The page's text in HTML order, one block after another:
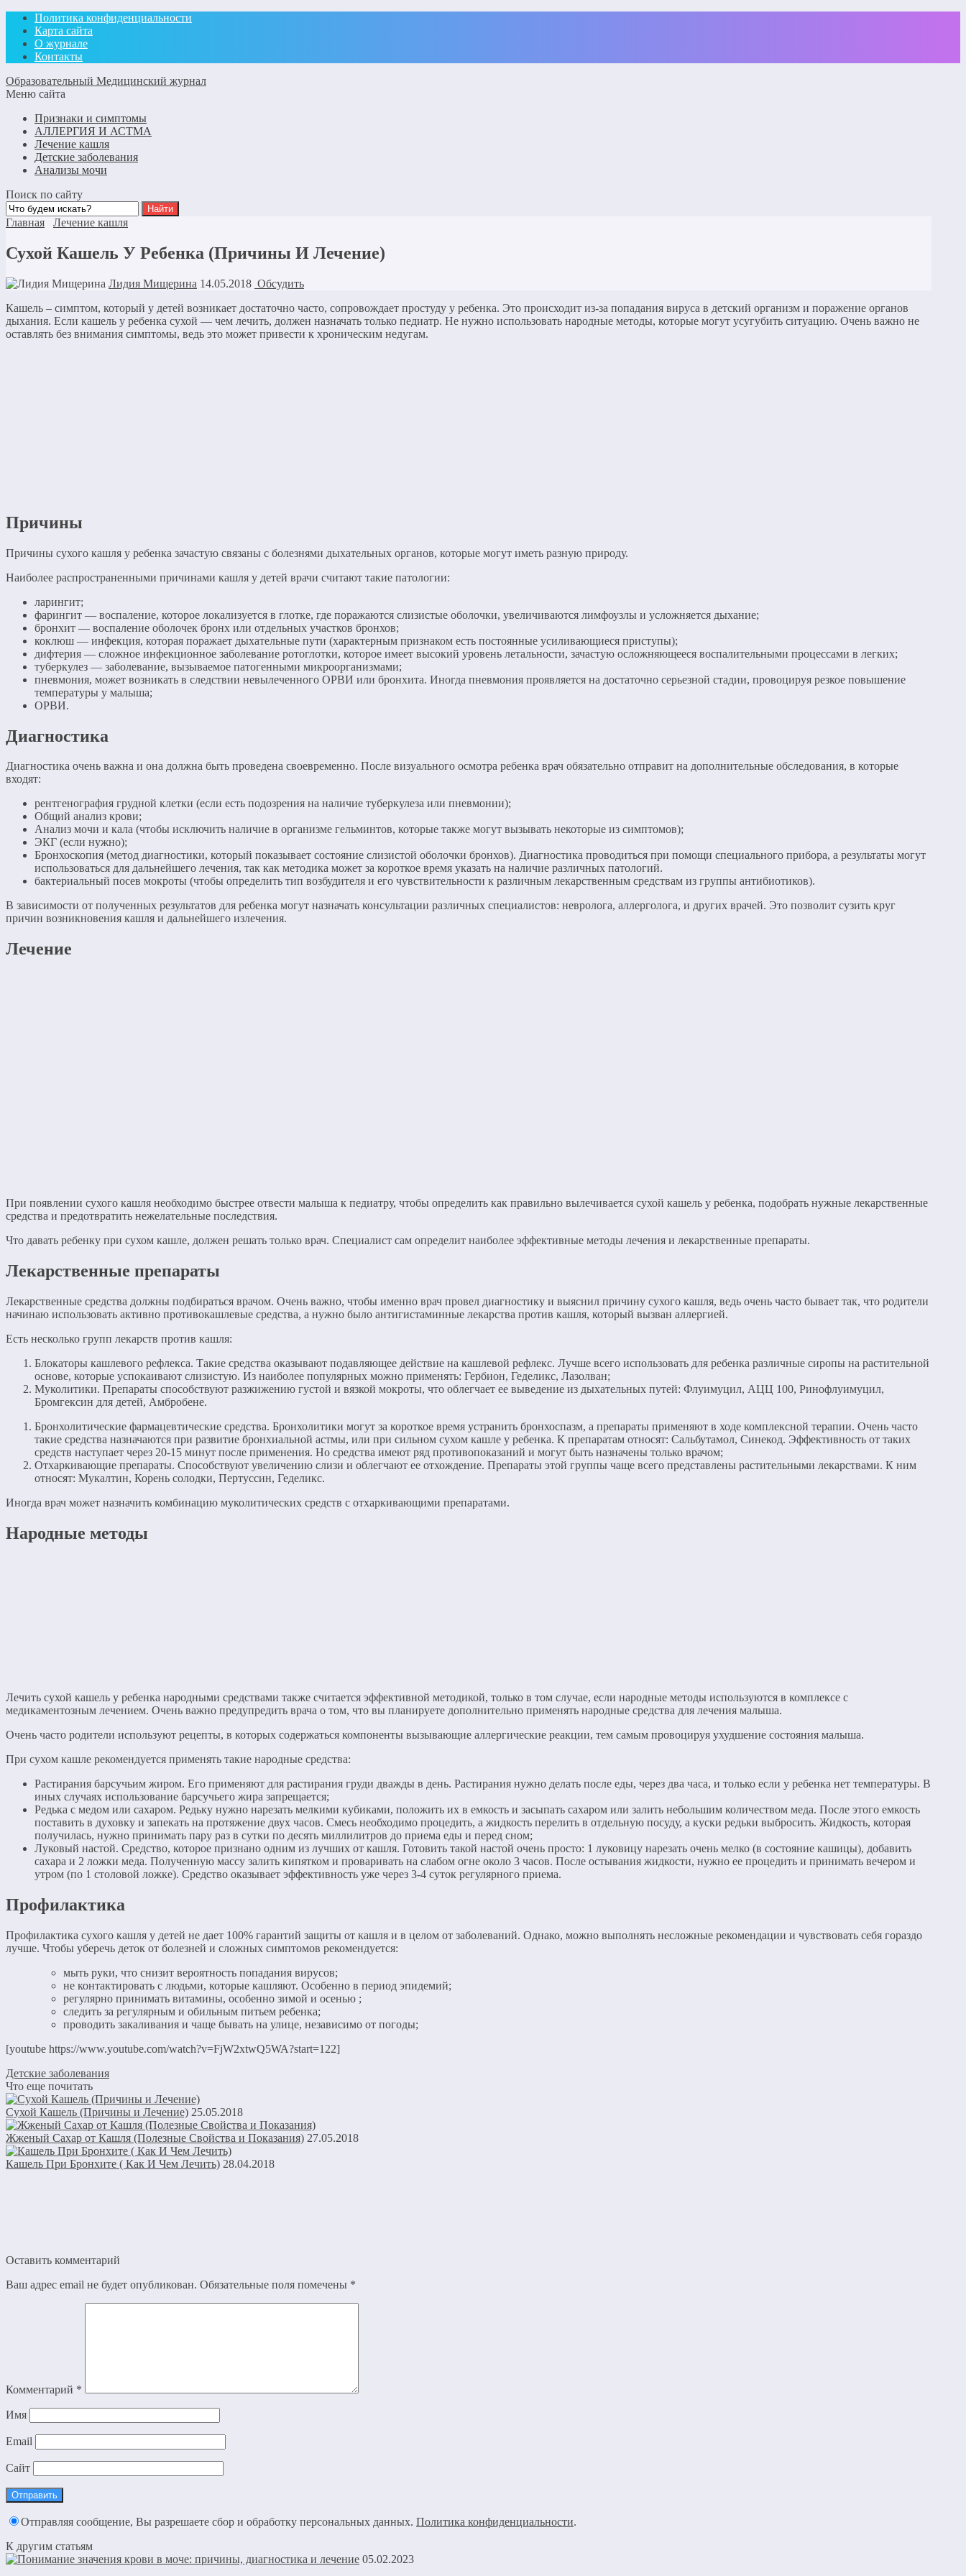
Политика конфиденциальности
Карта сайта
О журнале
Контакты
Образовательный Медицинский журнал
Меню сайта
Признаки и симптомы
АЛЛЕРГИЯ И АСТМА
Лечение кашля
Детские заболевания
Анализы мочи
Поиск по сайту
Главная Лечение кашля
Сухой Кашель У Ребенка (Причины И Лечение)
Лидия Мищерина 14.05.2018 Обсудить
Кашель – симптом, который у детей возникает достаточно часто, сопровождает простуду у ребенка. Это происходит из-за попадания вируса в детский организм и поражение органов
дыхания. Если кашель у ребенка сухой — чем лечить, должен назначать только педиатр. Не нужно использовать народные методы, которые могут усугубить ситуацию. Очень важно не
оставлять без внимания симптомы, ведь это может привести к хроническим недугам.
Причины
Причины сухого кашля у ребенка зачастую связаны с болезнями дыхательных органов, которые могут иметь разную природу.
Наиболее распространенными причинами кашля у детей врачи считают такие патологии:
ларингит;
фарингит — воспаление, которое локализуется в глотке, где поражаются слизистые оболочки, увеличиваются лимфоузлы и усложняется дыхание;
бронхит — воспаление оболочек бронх или отдельных участков бронхов;
коклюш — инфекция, которая поражает дыхательные пути (характерным признаком есть постоянные усиливающиеся приступы);
дифтерия — сложное инфекционное заболевание ротоглотки, которое имеет высокий уровень летальности, зачастую осложняющееся воспалительными процессами в легких;
туберкулез — заболевание, вызываемое патогенными микроорганизмами;
пневмония, может возникать в следствии невылеченного ОРВИ или бронхита. Иногда пневмония проявляется на достаточно серьезной стадии, провоцируя резкое повышение
температуры у малыша;
ОРВИ.
Диагностика
Диагностика очень важна и она должна быть проведена своевременно. После визуального осмотра ребенка врач обязательно отправит на дополнительные обследования, в которые
входят:
рентгенография грудной клетки (если есть подозрения на наличие туберкулеза или пневмонии);
Общий анализ крови;
Анализ мочи и кала (чтобы исключить наличие в организме гельминтов, которые также могут вызывать некоторые из симптомов);
ЭКГ (если нужно);
Бронхоскопия (метод диагностики, который показывает состояние слизистой оболочки бронхов). Диагностика проводиться при помощи специального прибора, а результаты могут
использоваться для дальнейшего лечения, так как методика может за короткое время указать на наличие различных патологий.
бактериальный посев мокроты (чтобы определить тип возбудителя и его чувствительности к различным лекарственным средствам из группы антибиотиков).
В зависимости от полученных результатов для ребенка могут назначать консультации различных специалистов: невролога, аллерголога, и других врачей. Это позволит сузить круг
причин возникновения кашля и дальнейшего излечения.
Лечение
При появлении сухого кашля необходимо быстрее отвести малыша к педиатру, чтобы определить как правильно вылечивается сухой кашель у ребенка, подобрать нужные лекарственные
средства и предотвратить нежелательные последствия.
Что давать ребенку при сухом кашле, должен решать только врач. Специалист сам определит наиболее эффективные методы лечения и лекарственные препараты.
Лекарственные препараты
Лекарственные средства должны подбираться врачом. Очень важно, чтобы именно врач провел диагностику и выяснил причину сухого кашля, ведь очень часто бывает так, что родители
начинаю использовать активно противокашлевые средства, а нужно было антигистаминные лекарства против кашля, который вызван аллергией.
Есть несколько групп лекарств против кашля:
Блокаторы кашлевого рефлекса. Такие средства оказывают подавляющее действие на кашлевой рефлекс. Лучше всего использовать для ребенка различные сиропы на растительной
основе, которые успокаивают слизистую. Из наиболее популярных можно применять: Гербион, Геделикс, Лазолван;
Муколитики. Препараты способствуют разжижению густой и вязкой мокроты, что облегчает ее выведение из дыхательных путей: Флуимуцил, АЦЦ 100, Ринофлуимуцил,
Бромгексин для детей, Амбробене.
Бронхолитические фармацевтические средства. Бронхолитики могут за короткое время устранить бронхоспазм, а препараты применяют в ходе комплексной терапии. Очень часто
такие средства назначаются при развитие бронхиальной астмы, или при сильном сухом кашле у ребенка. К препаратам относят: Сальбутамол, Синекод. Эффективность от таких
средств наступает через 20-15 минут после применения. Но средства имеют ряд противопоказаний и могут быть назначены только врачом;
Отхаркивающие препараты. Способствуют увеличению слизи и облегчают ее отхождение. Препараты этой группы чаще всего представлены растительными лекарствами. К ним
относят: Мукалтин, Корень солодки, Пертуссин, Геделикс.
Иногда врач может назначить комбинацию муколитических средств с отхаркивающими препаратами.
Народные методы
Лечить сухой кашель у ребенка народными средствами также считается эффективной методикой, только в том случае, если народные методы используются в комплексе с
медикаментозным лечением. Очень важно предупредить врача о том, что вы планируете дополнительно применять народные средства для лечения малыша.
Очень часто родители используют рецепты, в которых содержаться компоненты вызывающие аллергические реакции, тем самым провоцируя ухудшение состояния малыша.
При сухом кашле рекомендуется применять такие народные средства:
Растирания барсучьим жиром. Его применяют для растирания груди дважды в день. Растирания нужно делать после еды, через два часа, и только если у ребенка нет температуры. В
иных случаях использование барсучьего жира запрещается;
Редька с медом или сахаром. Редьку нужно нарезать мелкими кубиками, положить их в емкость и засыпать сахаром или залить небольшим количеством меда. После этого емкость
поставить в духовку и запекать на протяжение двух часов. Смесь необходимо процедить, а жидкость перелить в отдельную посуду, а куски редьки выбросить. Жидкость, которая
получилась, нужно принимать пару раз в сутки по десять миллилитров до приема еды и перед сном;
Луковый настой. Средство, которое признано одним из лучших от кашля. Готовить такой настой очень просто: 1 луковицу нарезать очень мелко (в состояние кашицы), добавить
сахара и 2 ложки меда. Полученную массу залить кипятком и проваривать на слабом огне около 3 часов. После остывания жидкости, нужно ее процедить и принимать вечером и
утром (по 1 столовой ложке). Средство оказывает эффективность уже через 3-4 суток регулярного приема.
Профилактика
Профилактика сухого кашля у детей не дает 100% гарантий защиты от кашля и в целом от заболеваний. Однако, можно выполнять несложные рекомендации и чувствовать себя гораздо
лучше. Чтобы уберечь деток от болезней и сложных симптомов рекомендуется:
мыть руки, что снизит вероятность попадания вирусов;
не контактировать с людьми, которые кашляют. Особенно в период эпидемий;
регулярно принимать витамины, особенно зимой и осенью ;
следить за регулярным и обильным питьем ребенка;
проводить закаливания и чаще бывать на улице, независимо от погоды;
[youtube https://www.youtube.com/watch?v=FjW2xtwQ5WA?start=122]
Детские заболевания
Что еще почитать
Сухой Кашель (Причины и Лечение) 25.05.2018
Жженый Сахар от Кашля (Полезные Свойства и Показания) 27.05.2018
Кашель При Бронхите ( Как И Чем Лечить) 28.04.2018
Оставить комментарий
Ваш адрес email не будет опубликован. Обязательные поля помечены *
Комментарий *
Имя
Email
Сайт
Отправляя сообщение, Вы разрешаете сбор и обработку персональных данных. Политика конфиденциальности.
К другим статьям
05.02.2023